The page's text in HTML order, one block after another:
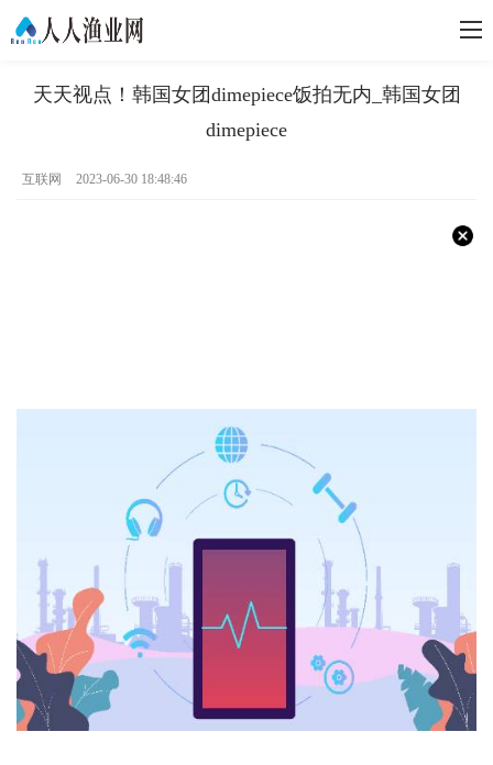
天天视点！韩国女团dimepiece饭拍无内_韩国女团
dimepiece
互联网 2023-06-30 18:48:46